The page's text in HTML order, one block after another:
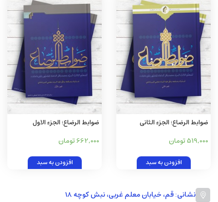
ضوابط الرضاع؛ الجزء الثانی
519,000 تومان
افزودن به سبد
ضوابط الرضاع؛ الجزء الاول
662,000 تومان
افزودن به سبد
نشانی: قم، خیابان معلم غربی، نبش کوچه 18